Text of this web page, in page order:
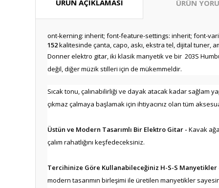
ÜRÜN AÇIKLAMASI ÜRÜN
ont-kerning: inherit; font-feature-settings: inherit; font-
152kalitesinde çanta, capo, askı, ekstra tel, dijital tuner,
Donner elektro gitar, iki klasik manyetik ve bir 203S
değil, diğer müzik stilleri için de mükemmeldir.
Sıcak tonu, çalınabilirliği ve dayak atacak kadar sağlam
çıkmaz çalmaya başlamak için ihtiyacınız olan tüm
Üstün ve Modern Tasarımlı Bir Elektro Gitar - Kavak
çalım rahatlığını keşfedeceksiniz.
Tercihinize Göre Kullanabileceğiniz H-S-S Manyetikler
modern tasarımın birleşimi ile üretilen manyetikler